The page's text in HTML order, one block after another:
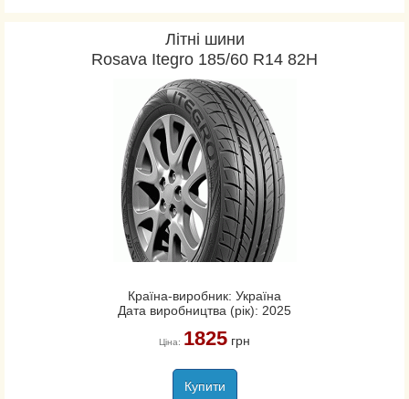
Літні шини
Rosava Itegro 185/60 R14 82H
Країна-виробник: Україна
Дата виробництва (рік): 2025
Ціна: 1825грн
Купити